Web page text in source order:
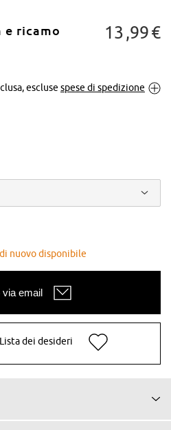
Tocca per
e ricamo 13 99€
escluse spese di spedizione
nuovo disponibile
email
dei desideri